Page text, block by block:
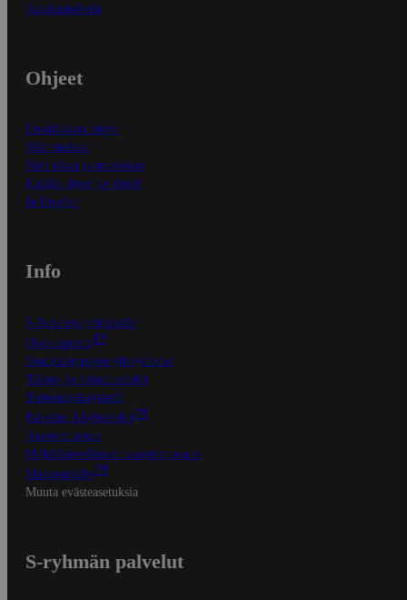
Asiakaspalvelu
Ohjeet
Ensitilaajan ohjeet
Näin maksat
Näin tilaat ja muokkaat
Kaikki ohjeet ja vinkit
In English
Info
S-Business yrityksille
Oiva-raportit
Osuuskauppojen yhteystiedot
Tilaus- ja toimitusehdot
Tietosuojakäytäntö
Palvelun käyttöehdot
Saavutettavuus
Mobiilisovelluksen saavutettavuus
Mainostajalle
Muuta evästeasetuksia
S-ryhmän palvelut